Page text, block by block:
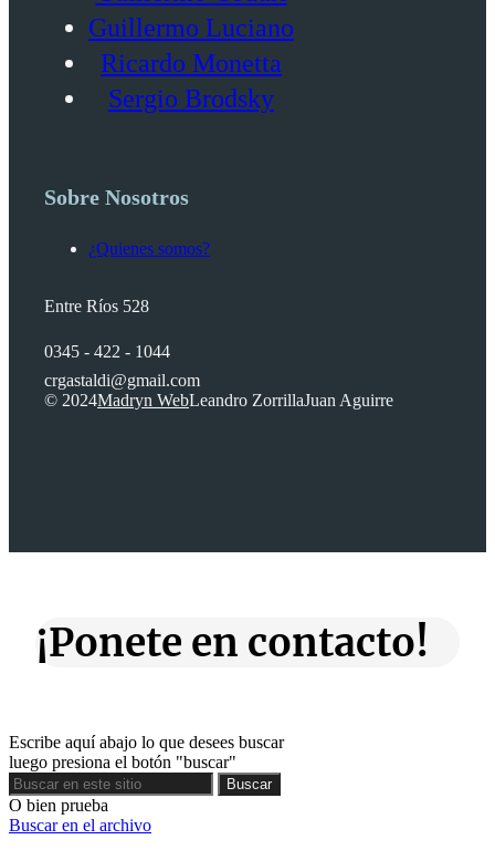
Guillermo Luciano
Ricardo Monetta
Sergio Brodsky
Sobre Nosotros
¿Quienes somos?
Entre Ríos 528
0345 - 422 - 1044
crgastaldi@gmail.com
© 2024Madryn WebLeandro ZorrillaJuan Aguirre
¡Ponete en contacto!
Escribe aquí abajo lo que desees buscar
luego presiona el botón "buscar"
Buscar
Buscar
O bien prueba
Buscar en el archivo